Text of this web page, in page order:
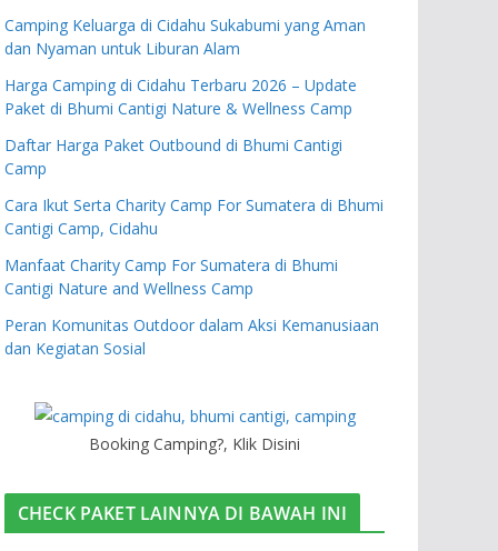
Camping Keluarga di Cidahu Sukabumi yang Aman
dan Nyaman untuk Liburan Alam
Harga Camping di Cidahu Terbaru 2026 – Update
Paket di Bhumi Cantigi Nature & Wellness Camp
Daftar Harga Paket Outbound di Bhumi Cantigi
Camp
Cara Ikut Serta Charity Camp For Sumatera di Bhumi
Cantigi Camp, Cidahu
Manfaat Charity Camp For Sumatera di Bhumi
Cantigi Nature and Wellness Camp
Peran Komunitas Outdoor dalam Aksi Kemanusiaan
dan Kegiatan Sosial
Booking Camping?, Klik Disini
CHECK PAKET LAINNYA DI BAWAH INI